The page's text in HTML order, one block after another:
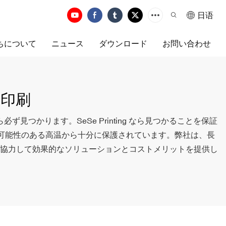
日语
について ニュース ダウンロード お問い合わせ
刷
ず見つかります。SeSe Printing なら見つかることを保証
性のある高温から十分に保護されています。弊社は、長
力して効果的なソリューションとコストメリットを提供し